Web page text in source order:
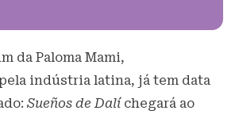
da Paloma Mami,
indústria latina, já tem data
Sueños de Dalí chegará ao